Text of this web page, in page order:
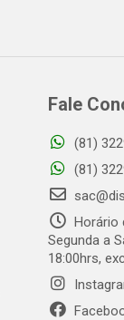
Fale
(81)
(81)
Horário
Segunda a
18:00hrs,